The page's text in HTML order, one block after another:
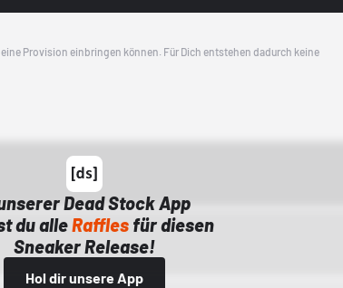
Provision einbringen können. Für Dich entstehen dadurch keine
Dead Stock App
du alleRaffles für diesen
Sneaker Release!
Hol dir unsere App